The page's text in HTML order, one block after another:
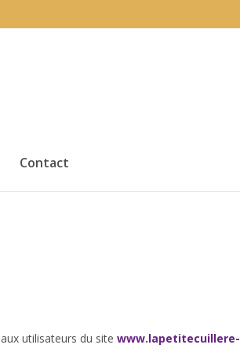
Contact
aux utilisateurs du sitewww.lapetitecuillere-